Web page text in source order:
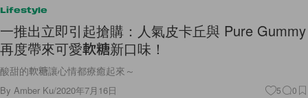
Lifestyle
一推出立即引起搶購：人氣皮卡丘與 Pure Gummy
再度帶來可愛軟糖新口味！
酸甜的軟糖讓心情都療癒起來～
By Amber Ku/2020年7月16日 5 0